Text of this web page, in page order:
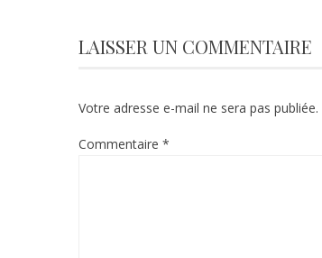
LAISSER UN COMMENTAIRE
Votre adresse e-mail ne sera pas publiée.
Commentaire *